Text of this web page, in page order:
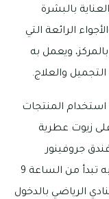
بالبشرة
الرائعة التي
ويعمل به
والعلاج.
المنتجات
زيوت عطرية
جروفينور
هاوس على شارع المريف، وخدمات السبا به تبدأ من الساعة 9
النادي الرياضي بالدخول